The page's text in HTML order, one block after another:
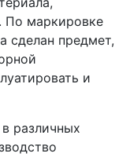
По маркировке
сделан предмет,
и
различных